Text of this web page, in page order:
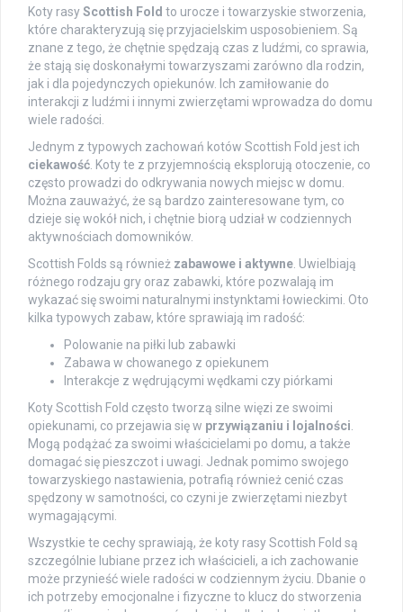
Koty rasyScottish Fold to urocze i towarzyskie stworzenia,
które charakteryzują się przyjacielskim usposobieniem. Są
znane z tego, że chętnie spędzają czas z ludźmi, co sprawia,
że stają się doskonałymi towarzyszami zarówno dla rodzin,
jak i dla pojedynczych opiekunów. Ich zamiłowanie do
interakcji z ludźmi i innymi zwierzętami wprowadza do domu
wiele radości.
Jednym z typowych zachowań kotów Scottish Fold jest ich
ciekawość . Koty te z przyjemnością eksplorują otoczenie, co
często prowadzi do odkrywania nowych miejsc w domu.
Można zauważyć, że są bardzo zainteresowane tym, co
dzieje się wokół nich, i chętnie biorą udział w codziennych
aktywnościach domowników.
Scottish Folds są również zabawowe i aktywne . Uwielbiają
różnego rodzaju gry oraz zabawki, które pozwalają im
wykazać się swoimi naturalnymi instynktami łowieckimi. Oto
kilka typowych zabaw, które sprawiają im radość:
Polowanie na piłki lub zabawki
Zabawa w chowanego z opiekunem
Interakcje z wędrującymi wędkami czy piórkami
Koty Scottish Fold często tworzą silne więzi ze swoimi
opiekunami, co przejawia się w przywiązaniu i lojalności
Mogą podążać za swoimi właścicielami po domu, a także
domagać się pieszczot i uwagi. Jednak pomimo swojego
towarzyskiego nastawienia, potrafią również cenić czas
spędzony w samotności, co czyni je zwierzętami niezbyt
wymagającymi.
Wszystkie te cechy sprawiają, że koty rasy Scottish Fold są
szczególnie lubiane przez ich właścicieli, a ich zachowanie
może przynieść wiele radości w codziennym życiu. Dbanie o
ich potrzeby emocjonalne i fizyczne to klucz do stworzenia